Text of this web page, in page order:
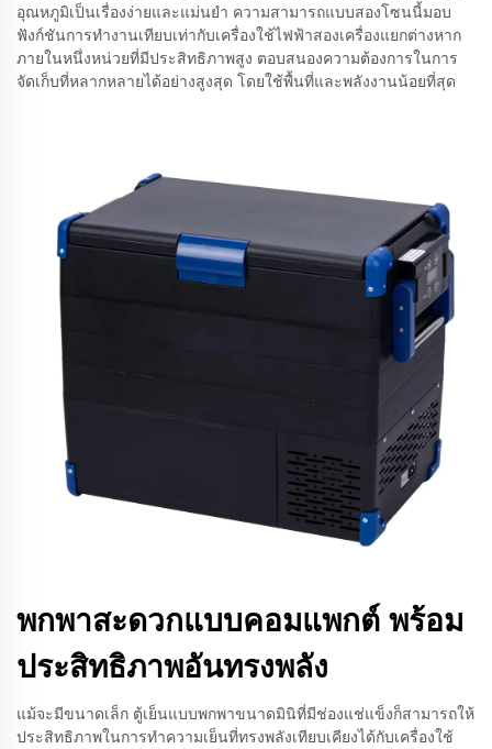
อุณหภูมิเป็นเรื่องง่ายและแม่นยำ ความสามารถแบบสองโซนนี้มอบ
ฟังก์ชันการทำงานเทียบเท่ากับเครื่องใช้ไฟฟ้าสองเครื่องแยกต่างหาก
ภายในหนึ่งหน่วยที่มีประสิทธิภาพสูง ตอบสนองความต้องการในการ
จัดเก็บที่หลากหลายได้อย่างสูงสุด โดยใช้พื้นที่และพลังงานน้อยที่สุด
พกพาสะดวกแบบคอมแพกต์ พร้อม
ประสิทธิภาพอันทรงพลัง
แม้จะมีขนาดเล็ก ตู้เย็นแบบพกพาขนาดมินิที่มีช่องแช่แข็งก็สามารถให้
ประสิทธิภาพในการทำความเย็นที่ทรงพลังเทียบเคียงได้กับเครื่องใช้